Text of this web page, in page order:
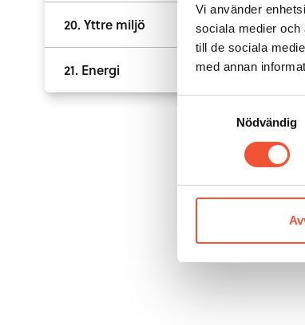
Vi använder
sociala medier och
till de sociala
med annan
Nödvändig
20. Yttre miljö
21. Energi